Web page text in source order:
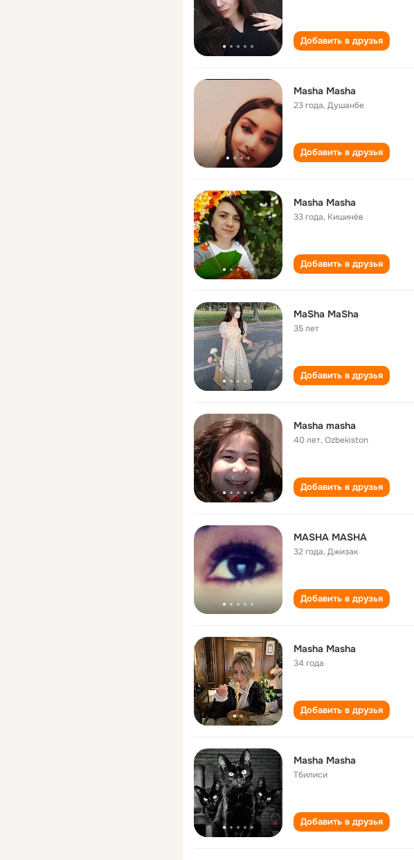
Добавить в друзья
Masha Masha
23 года,Душанбе
Добавить в друзья
Masha Masha
33 года, Кишинёв
Добавить в друзья
MaSha MaSha
35 лет
Добавить в друзья
Masha masha
40 лет,Ozbekiston
Добавить в друзья
MASHA MASHA
32 года,Джизак
Добавить в друзья
Masha Masha
34 года
Добавить в друзья
Masha Masha
Тбилиси
Добавить в друзья